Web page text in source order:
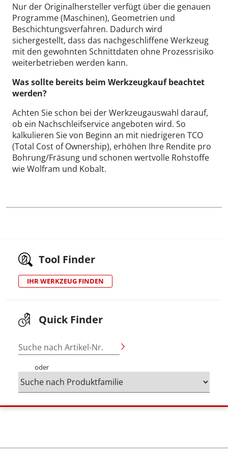
Nur der Originalhersteller verfügt über die genauen
Programme (Maschinen), Geometrien und
Beschichtungsverfahren. Dadurch wird
sichergestellt, dass das nachgeschliffene Werkzeug
mit den gewohnten Schnittdaten ohne Prozessrisiko
weiterbetrieben werden kann.
Was sollte bereits beim Werkzeugkauf beachtet
werden?
Achten Sie schon bei der Werkzeugauswahl darauf,
ob ein Nachschleifservice angeboten wird. So
kalkulieren Sie von Beginn an mit niedrigeren TCO
(Total Cost of Ownership), erhöhen Ihre Rendite pro
Bohrung/Fräsung und schonen wertvolle Rohstoffe
wie Wolfram und Kobalt.
Tool Finder
IHR WERKZEUG FINDEN
Quick Finder
Suche nach Artikel-Nr.
oder